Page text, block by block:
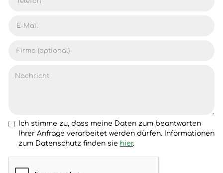
Ich stimme zu, dass meine Daten zum beantworten
Ihrer Anfrage verarbeitet werden dürfen. Informationen
zum Datenschutz finden sie hier.